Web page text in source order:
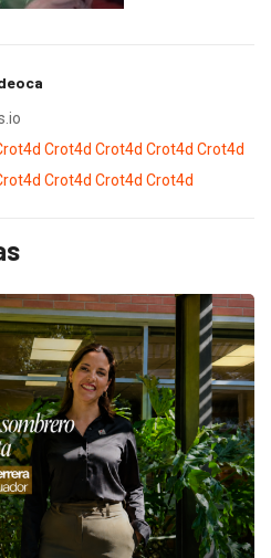
Crot4d Crot4d Crot4d Crot4d
Crot4d Crot4d Crot4d